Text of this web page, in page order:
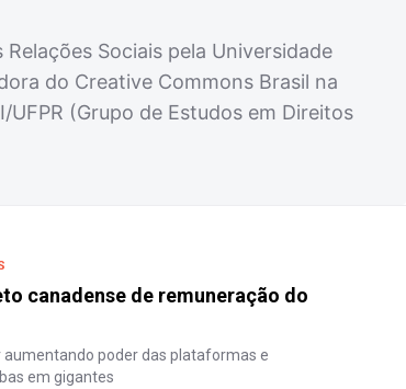
Sociais pela Universidade
do Creative Commons Brasil na
(Grupo de Estudos em Direitos
canadense de remuneração do
aumentando poder das plataformas e
em gigantes